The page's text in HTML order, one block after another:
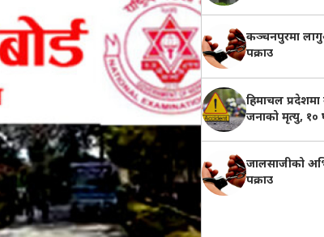
कञ्चनपुरमा
पक्राउ
हिमाचल
जनाको मृत्यु, १०
जालसाजीको
पक्राउ